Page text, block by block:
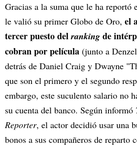
Gracias a la suma que le ha
le valió su primer Globo de Oro, el
tercer puesto delranking de
cobran por película (junto a
detrás de Daniel Craig y Dwayne
que son el primero y el segundo
embargo, este suculento salario no
su cuenta del banco. Según informó
Reporter, el actor decidió usar una
bonos a sus compañeros de reparto